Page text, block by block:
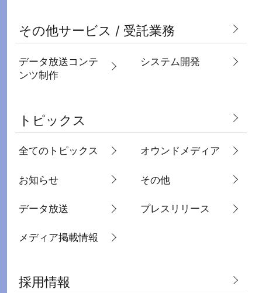
その他サービス / 受託業務
データ放送コンテ
ンツ制作
システム開発
トピックス
全てのトピックス オウンドメディア
お知らせ その他
データ放送 プレスリリース
メディア掲載情報
採用情報